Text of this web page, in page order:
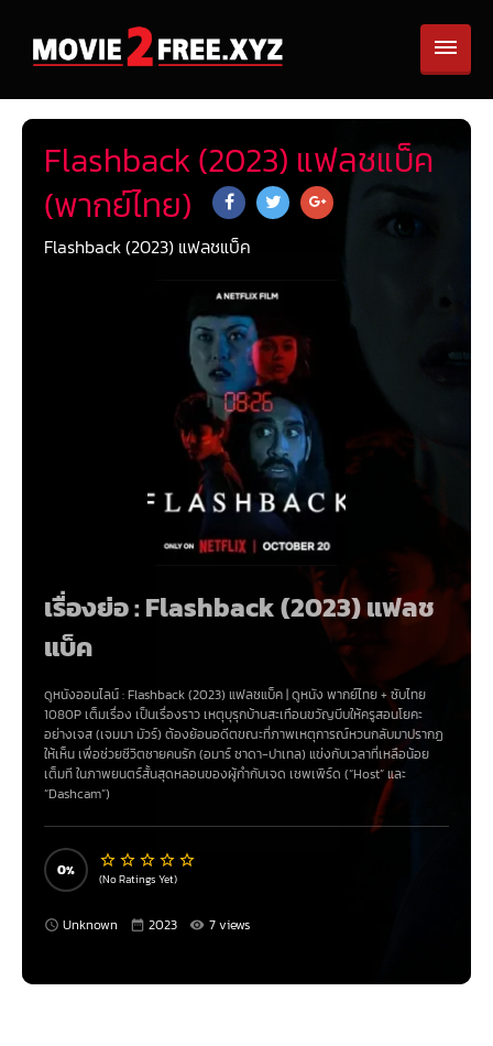
Flashback (2023) แฟลชแบ็ค
(พากย์ไทย)
Flashback (2023) แฟลชแบ็ค
เรื่องย่อ : Flashback (2023) แฟลช
แบ็ค
ดูหนังออนไลน์ :Flashback (2023) แฟลชแบ็ค| ดูหนัง พากย์ไทย + ซับไทย
1080P เต็มเรื่อง เป็นเรื่องราว เหตุบุรุกบ้านสะเทือนขวัญบีบให้ครูสอนโยคะ
อย่างเจส (เจมมา มัวร์) ต้องย้อนอดีตขณะที่ภาพเหตุการณ์หวนกลับมาปรากฏ
ให้เห็น เพื่อช่วยชีวิตชายคนรัก (อมาร์ ชาดา-ปาเทล) แข่งกับเวลาที่เหลือน้อย
เต็มที ในภาพยนตร์สั้นสุดหลอนของผู้กำกับเจด เชพเพิร์ด (“Host” และ
“Dashcam”)
0 (No Ratings Yet)
Unknown 2023 7 views